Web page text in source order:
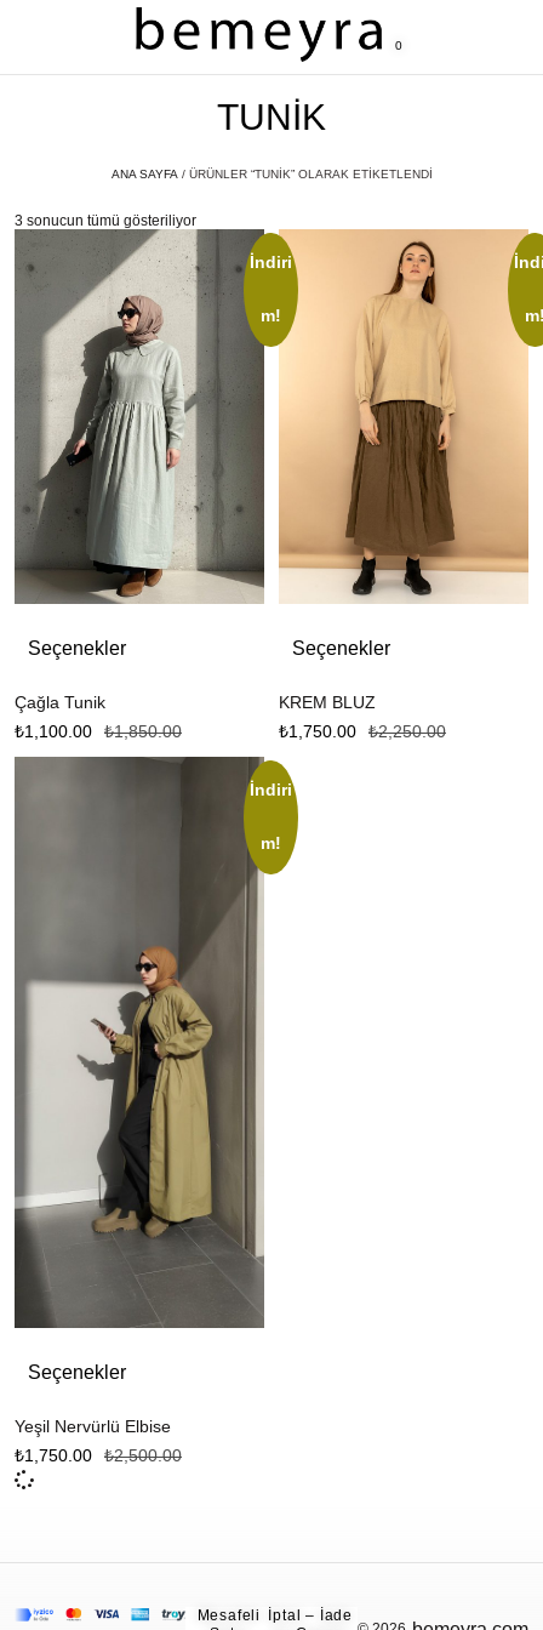
0
TUNIK
ANA SAYFA/ ÜRÜNLER “TUNIK” OLARAK ETIKETLENDI
İndiri
m!
Seçenekler
Çağla Tunik
₺1,850.00
₺1,100.00
Seçenekler
KREM BLUZ
₺2,250.00
₺1,750.00
İndiri
m!
Seçenekler
Yeşil Nervürlü Elbise
₺2,500.00
₺1,750.00
3 sonucun tümü gösteriliyor
Mesafeli
İptal – İade